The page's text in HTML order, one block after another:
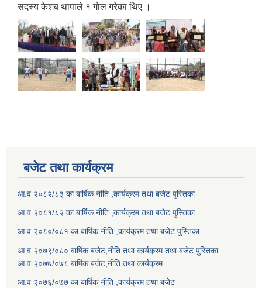
सदस्य केशब थापाले १ गोल गरेका थिए ।
बजेट तथा कार्यक्रम
आ.व २०८२/८३ का बार्षिक नीति ,कार्यक्रम तथा बजेट पुस्तिका
आ.व २०८१/८२ का बार्षिक नीति ,कार्यक्रम तथा बजेट पुस्तिका
आ.व २०८०/०८१ का बार्षिक नीति ,कार्यक्रम तथा बजेट पुस्तिका
आ.व २०७९/०८० बार्षिक बजेट,नीति तथा कार्यक्रम तथा बजेट पुस्तिका
आ.व २०७७/०७८ बार्षिक बजेट,नीति तथा कार्यक्रम
आ.व २०७६/०७७ का बार्षिक नीति ,कार्यक्रम तथा बजेट